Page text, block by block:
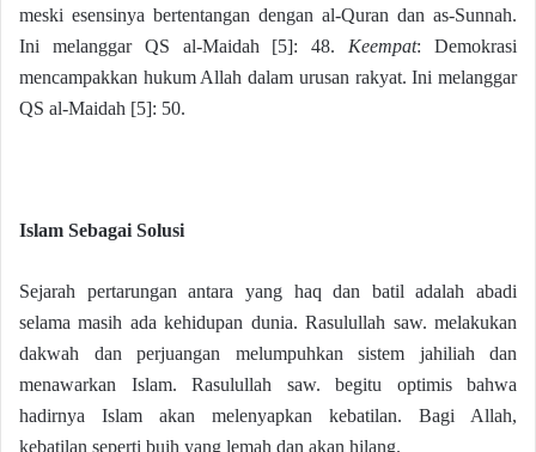
meski esensinya bertentangan dengan al-Quran dan as-Sunnah.
Ini melanggar QS al-Maidah [5]: 48. Keempat: Demokrasi
mencampakkan hukum Allah dalam urusan rakyat. Ini melanggar
QS al-Maidah [5]: 50.
Islam Sebagai Solusi
Sejarah pertarungan antara yang haq dan batil adalah abadi
selama masih ada kehidupan dunia. Rasulullah saw. melakukan
dakwah dan perjuangan melumpuhkan sistem jahiliah dan
menawarkan Islam. Rasulullah saw. begitu optimis bahwa
hadirnya Islam akan melenyapkan kebatilan. Bagi Allah,
kebatilan seperti buih yang lemah dan akan hilang.